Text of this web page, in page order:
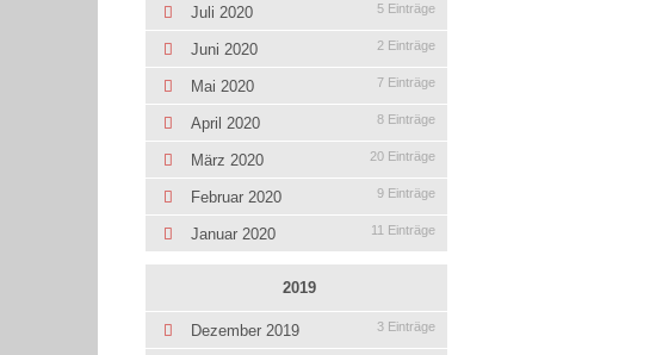
Juli 2020 5 Einträge
Juni 2020 2 Einträge
Mai 2020 7 Einträge
April 2020 8 Einträge
März 2020 20 Einträge
Februar 2020 9 Einträge
Januar 2020 11 Einträge
2019
Dezember 2019 3 Einträge